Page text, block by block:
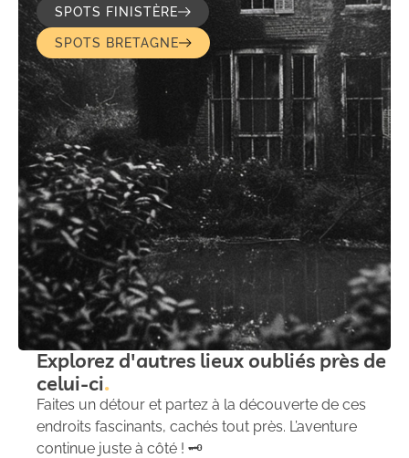
SPOTS FINISTÈRE
SPOTS BRETAGNE
Explorez d'autres lieux oubliés près de
celui-ci
Faites un détour et partez à la découverte de ces
endroits fascinants, cachés tout près. L’aventure
continue juste à côté ! 🗝️